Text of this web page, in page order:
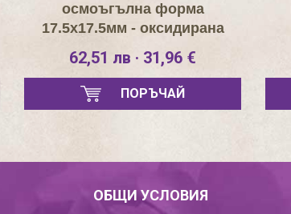
осмоъгълна форма
17.5х17.5мм - оксидирана
62,51 лв · 31,96 €
ПОРЪЧАЙ
ОБЩИ УСЛОВИЯ